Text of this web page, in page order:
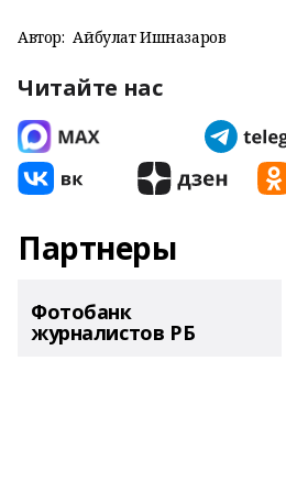
Автор: Айбулат Ишназаров
Читайте нас
Партнеры
Фотобанк
журналистов РБ